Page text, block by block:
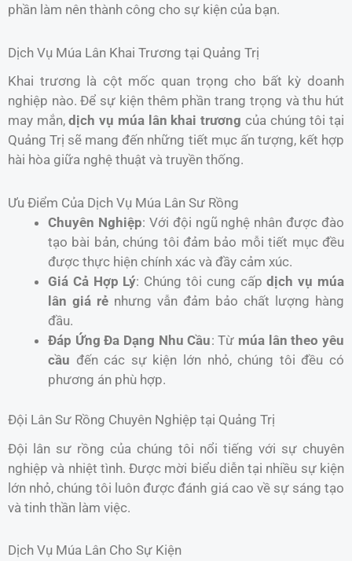
phần làm nên thành công cho sự kiện của bạn.
Dịch Vụ Múa Lân Khai Trương tại Quảng Trị
Khai trương là cột mốc quan trọng cho bất kỳ doanh
nghiệp nào. Để sự kiện thêm phần trang trọng và thu hút
may mắn,dịch vụ múa lân khai trương của chúng tôi tại
Quảng Trị sẽ mang đến những tiết mục ấn tượng, kết hợp
hài hòa giữa nghệ thuật và truyền thống.
Ưu Điểm Của Dịch Vụ Múa Lân Sư Rồng
Chuyên Nghiệp: Với đội ngũ nghệ nhân được đào
tạo bài bản, chúng tôi đảm bảo mỗi tiết mục đều
được thực hiện chính xác và đầy cảm xúc.
Giá Cả Hợp Lý: Chúng tôi cung cấpdịch vụ múa
lân giá rẻ nhưng vẫn đảm bảo chất lượng hàng
đầu.
Đáp Ứng Đa Dạng Nhu Cầu: Từ múa lân theo yêu
cầu đến các sự kiện lớn nhỏ, chúng tôi đều có
phương án phù hợp.
Đội Lân Sư Rồng Chuyên Nghiệp tại Quảng Trị
Đội lân sư rồng của chúng tôi nổi tiếng với sự chuyên
nghiệp và nhiệt tình. Được mời biểu diễn tại nhiều sự kiện
lớn nhỏ, chúng tôi luôn được đánh giá cao về sự sáng tạo
và tinh thần làm việc.
Dịch Vụ Múa Lân Cho Sự Kiện